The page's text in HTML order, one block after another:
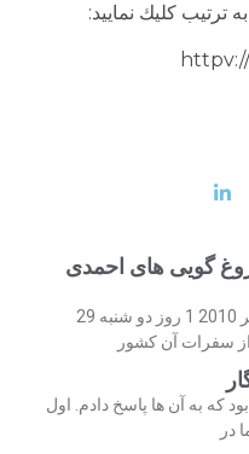
ترتيب كليك نماييد:
گویی های احمدی
چهارشنبه 31 شهریور 89 / 22 سپتامبر 2010 1 روز دو شنبه 29
از سفرات آن کشور
که به آن ها پاسخ دادم. اول
در